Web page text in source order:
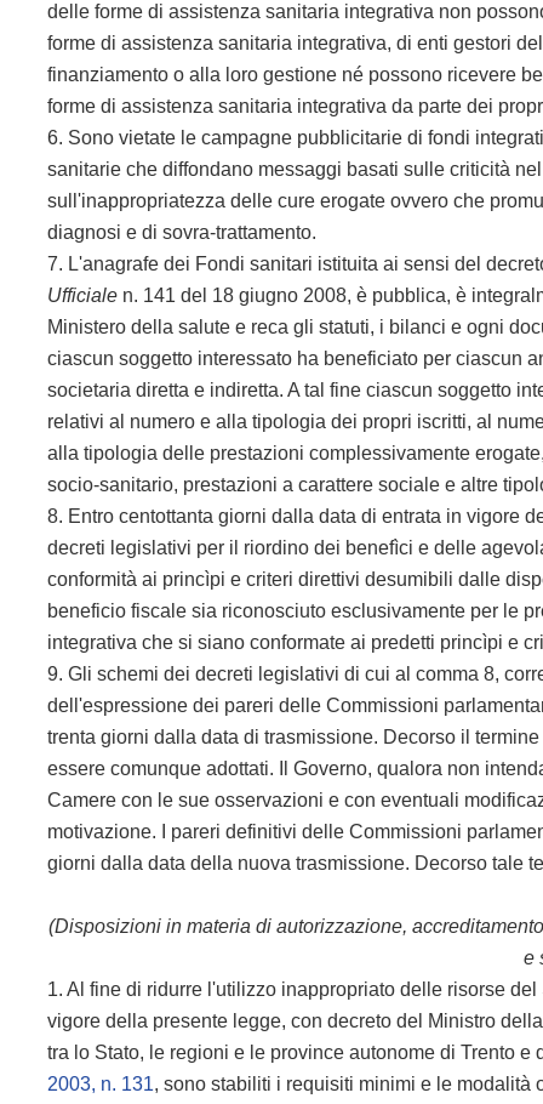
delle forme di assistenza sanitaria integrativa non
forme di assistenza sanitaria integrativa, di enti gestori
finanziamento o alla loro gestione né possono ricevere
forme di assistenza sanitaria integrativa da parte dei
6. Sono vietate le campagne pubblicitarie di fondi
sanitarie che diffondano messaggi basati sulle criticità
sull'inappropriatezza delle cure erogate ovvero che
diagnosi e di sovra-trattamento.
7. L'anagrafe dei Fondi sanitari istituita ai sensi del
Ufficiale n. 141 del 18 giugno 2008, è pubblica, è
Ministero della salute e reca gli statuti, i bilanci e ogni
ciascun soggetto interessato ha beneficiato per ciascun
societaria diretta e indiretta. A tal fine ciascun soggetto
relativi al numero e alla tipologia dei propri iscritti, al
alla tipologia delle prestazioni complessivamente
socio-sanitario, prestazioni a carattere sociale e altre
8. Entro centottanta giorni dalla data di entrata in vigore
decreti legislativi per il riordino dei benefìci e delle
conformità ai princìpi e criteri direttivi desumibili dalle
beneficio fiscale sia riconosciuto esclusivamente per le
integrativa che si siano conformate ai predetti princìpi e
9. Gli schemi dei decreti legislativi di cui al comma 8,
dell'espressione dei pareri delle Commissioni
trenta giorni dalla data di trasmissione. Decorso il
essere comunque adottati. Il Governo, qualora non
Camere con le sue osservazioni e con eventuali
motivazione. I pareri definitivi delle Commissioni
giorni dalla data della nuova trasmissione. Decorso tale
(Disposizioni in materia di autorizzazione,
e
1. Al fine di ridurre l'utilizzo inappropriato delle risorse
vigore della presente legge, con decreto del Ministro
tra lo Stato, le regioni e le province autonome di Trento e
2003, n. 131, sono stabiliti i requisiti minimi e le